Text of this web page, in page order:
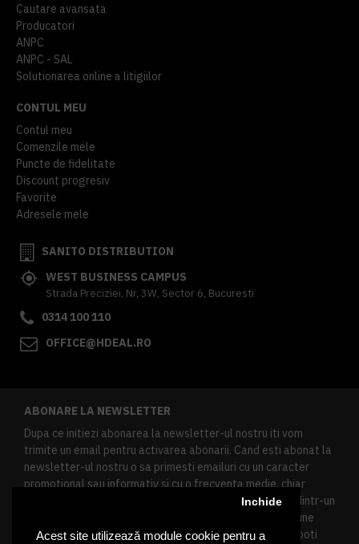
Acest site utilizează module cookie pentru a
Inchide
Cautare avansata
Producatori
ANPC
ANPC - SAL
Solutionarea online a litigiilor
CONTUL MEU
Contul meu
Comenzile mele
Puncte de fidelitate
Discount progresiv
Favorite
Adresele mele
SANITO DISTRIBUTION
WEST BUSINESS CAMPUS
Strada Preciziei, Nr, 3W, Sector 6, Bucuresti
0314 100 110
OFFICE@HDEAL.RO
ABONARE LA NEWSLETTER
Dupa ce initiezi abonarea la newsletter-ul nostru iti vom
trimite un email pentru activarea abonarii. Cand esti abonat la
newsletter-ul nostru o sa primesti emailuri cu un caracter
promotional sau informativ si cu o frecventa medie, chiar
redusa. Daca doresti sa te dezabonezi poti urma linkul dintr-un
newsletter primit, daca esti client inregistrat ai o sectiune
speciala in contul tau in acest scop, si de asemenea ne poti